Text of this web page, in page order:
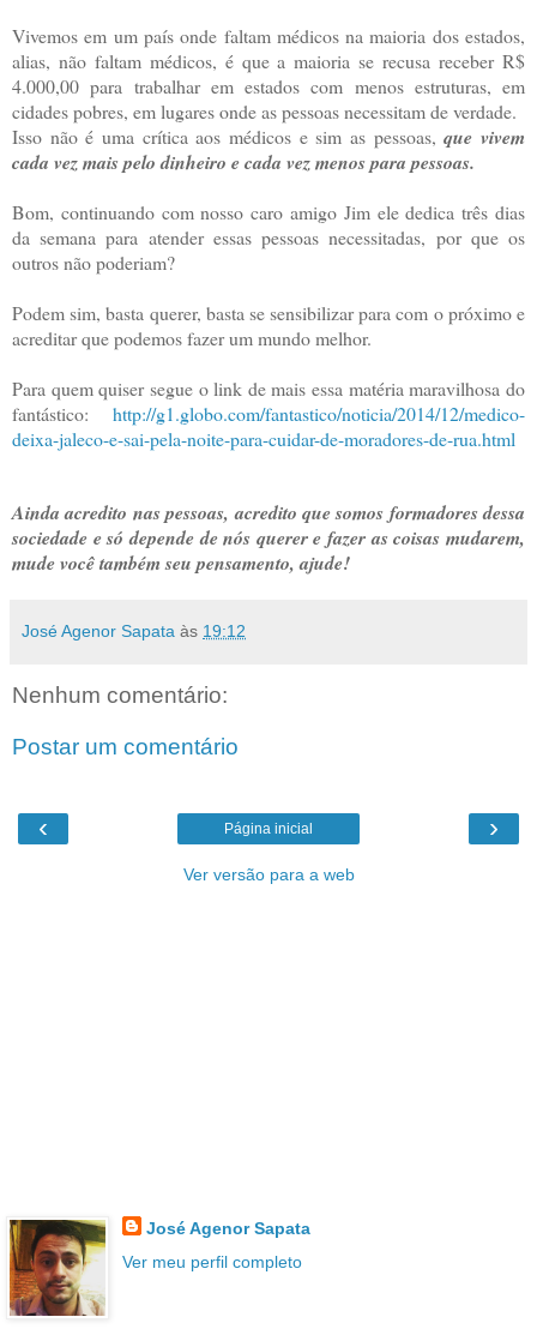
Vivemos em um país onde faltam médicos na maioria dos estados,
alias, não faltam médicos, é que a maioria se recusa receber R$
4.000,00 para trabalhar em estados com menos estruturas, em
cidades pobres, em lugares onde as pessoas necessitam de verdade.
Isso não é uma crítica aos médicos e sim as pessoas,que vivem
cada vez mais pelo dinheiro e cada vez menos para pessoas.
Bom, continuando com nosso caro amigo Jim ele dedica três dias
da semana para atender essas pessoas necessitadas, por que os
outros não poderiam?
Podem sim, basta querer, basta se sensibilizar para com o próximo e
acreditar que podemos fazer um mundo melhor.
Para quem quiser segue o link de mais essa matéria maravilhosa do
fantástico: http://g1.globo.com/fantastico/noticia/2014/12/medico-
deixa-jaleco-e-sai-pela-noite-para-cuidar-de-moradores-de-rua.html
Ainda acredito nas pessoas, acredito que somos formadores dessa
sociedade e só depende de nós querer e fazer as coisas mudarem,
mude você também seu pensamento, ajude!
José Agenor Sapata às 19:12
Nenhum comentário:
Postar um comentário
‹ ›
Página inicial
Ver versão para a web
José Agenor Sapata
Ver meu perfil completo